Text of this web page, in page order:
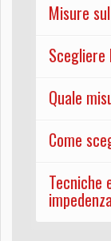
Misure
Scegliere
Quale
Come
Tecniche